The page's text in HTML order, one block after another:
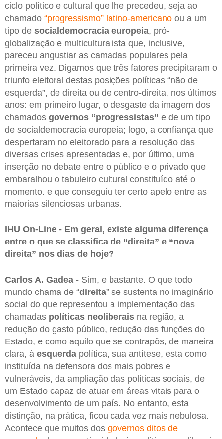
ciclo político e cultural que lhe precedeu, seja ao
chamado “progressismo” latino-americano ou a um
tipo de socialdemocracia europeia, pró-
globalização e multiculturalista que, inclusive,
pareceu angustiar as camadas populares pela
primeira vez. Digamos que três fatores precipitaram o
triunfo eleitoral destas posições políticas “não de
esquerda”, de direita ou de centro-direita, nos últimos
anos: em primeiro lugar, o desgaste da imagem dos
chamados governos “progressistas” e de um tipo
de socialdemocracia europeia; logo, a confiança que
despertaram no eleitorado para a resolução das
diversas crises apresentadas e, por último, uma
inserção no debate entre o público e o privado que
embaralhou o tabuleiro cultural constituído até o
momento, e que conseguiu ter certo apelo entre as
maiorias silenciosas urbanas.
IHU On-Line - Em geral, existe alguma diferença
entre o que se classifica de “direita” e “nova
direita” nos dias de hoje?
Carlos A. Gadea - Sim, e bastante. O que todo
mundo chama de “direita” se sustenta no imaginário
social do que representou a implementação das
chamadas políticas neoliberais na região, a
redução do gasto público, redução das funções do
Estado, e como aquilo que se contrapôs, de maneira
clara, à esquerda política, sua antítese, esta como
instituída na defensora dos mais pobres e
vulneráveis, da ampliação das políticas sociais, de
um Estado capaz de atuar em áreas vitais para o
desenvolvimento de um país. No entanto, esta
distinção, na prática, ficou cada vez mais nebulosa.
Acontece que muitos dos governos ditos de